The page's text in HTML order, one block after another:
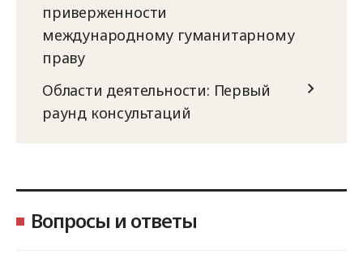
приверженности
международному гуманитарному
праву
Области деятельности: Первый
раунд консультаций
Вопросы и ответы